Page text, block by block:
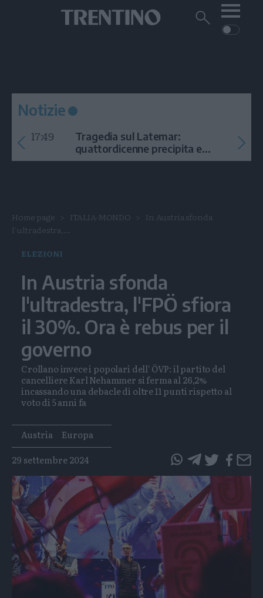
Cerca
CRONACA
GARDA
CULTURA
VIDEO
Notizie
17:49
Tragedia sul Latemar:
quattordicenne precipita e
muore
Home page ITALIA-MONDO
In Austria sfonda
l'ultradestra,...
ELEZIONI
In Austria sfonda
l'ultradestra, l'FPÖ sfiora
il 30%. Ora è rebus per il
governo
Crollano invece i popolari dell' ÖVP: il partito del
cancelliere Karl Nehammer si ferma al 26,2%
incassando una debacle di oltre 11 punti rispetto al
voto di 5 anni fa
Tags
Austria
Europa
29 settembre 2024
questo
articolo
su
Whatsapp
questo
articolo
su
Telegram